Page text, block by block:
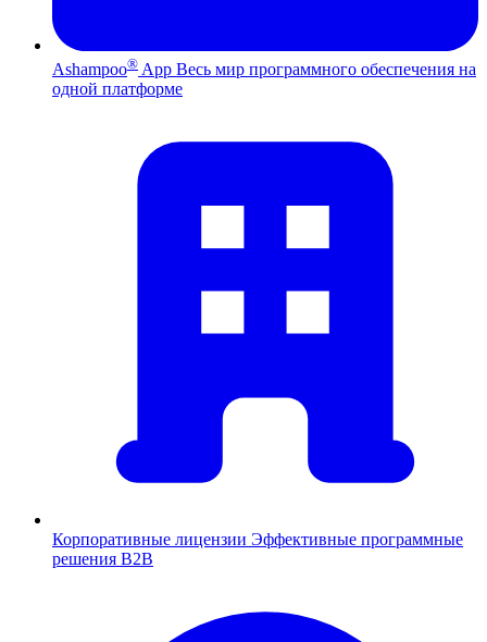
Ashampoo® App Весь мир программного обеспечения на
одной платформе
Корпоративные лицензии Эффективные программные
решения B2B